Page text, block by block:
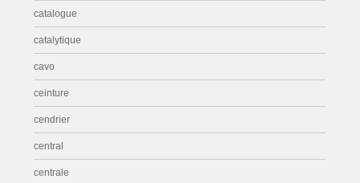
catalogue
catalytique
cavo
ceinture
cendrier
central
centrale